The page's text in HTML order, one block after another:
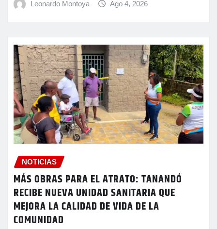
Leonardo Montoya Ago 4, 2026
NOTICIAS
MÁS OBRAS PARA EL ATRATO: TANANDÓ
RECIBE NUEVA UNIDAD SANITARIA QUE
MEJORA LA CALIDAD DE VIDA DE LA
COMUNIDAD